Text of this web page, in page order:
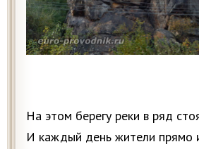
На этом берегу реки в ряд
И каждый день жители прямо